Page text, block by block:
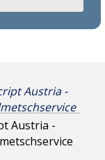
Austria -